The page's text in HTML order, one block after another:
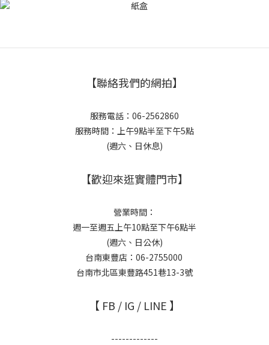
【聯絡我們的網拍】
服務電話：06-2562860
服務時間：上午9點半至下午5點
(週六、日休息)
【歡迎來逛實體門市】
營業時間：
週一至週五上午10點至下午6點半
(週六、日公休)
台南東豐店：06-2755000
台南市北區東豐路451巷13-3號
【 FB / IG / LINE 】
-------------